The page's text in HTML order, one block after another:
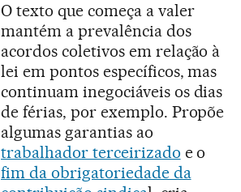
O texto que começa a valer
mantém a prevalência dos
acordos coletivos em relação à
lei em pontos específicos, mas
continuam inegociáveis os dias
de férias, por exemplo. Propõe
algumas garantias ao
trabalhador terceirizado e o
fim da obrigatoriedade da